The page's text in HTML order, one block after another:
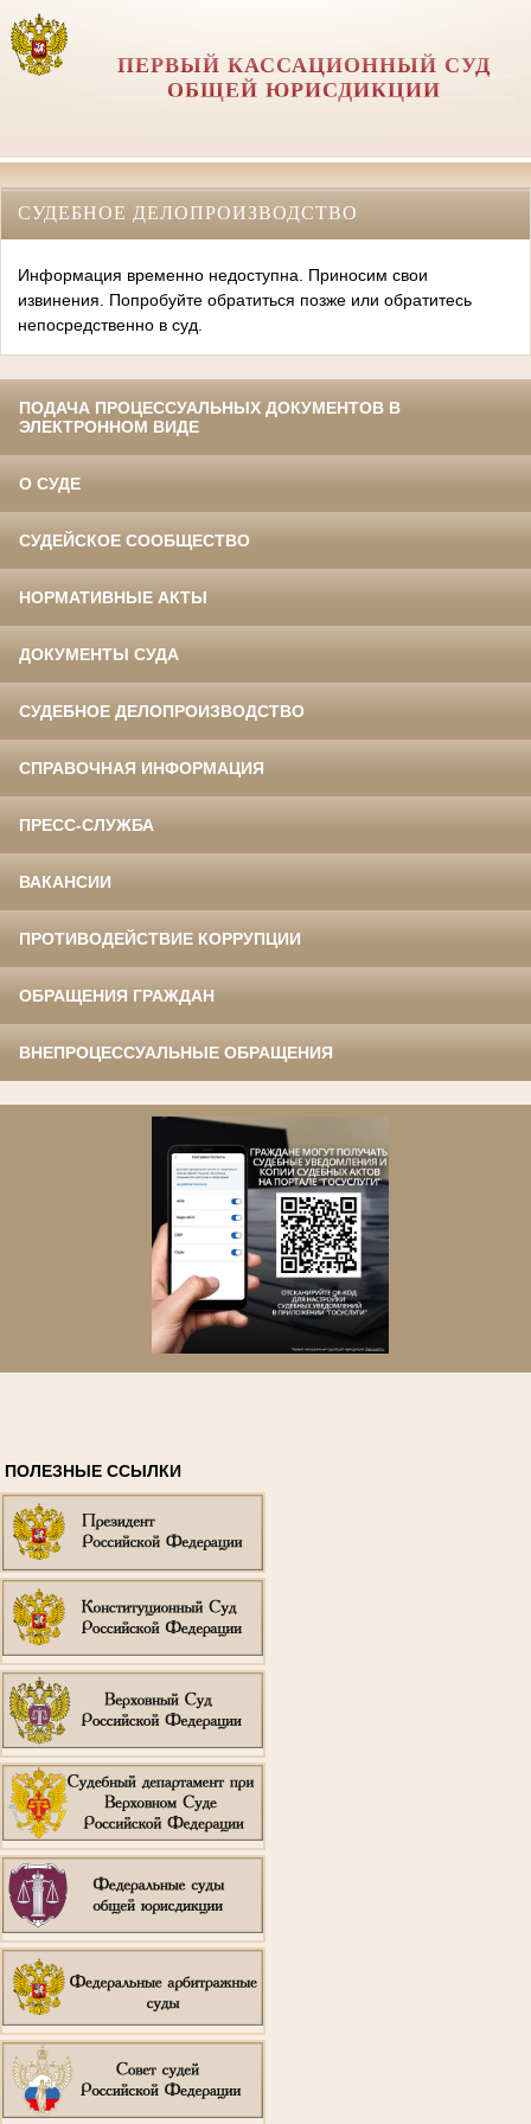
ПЕРВЫЙ КАССАЦИОННЫЙ СУД
ОБЩЕЙ ЮРИСДИКЦИИ
СУДЕБНОЕ ДЕЛОПРОИЗВОДСТВО
Информация временно недоступна. Приносим свои
извинения. Попробуйте обратиться позже или обратитесь
непосредственно в суд.
ПОДАЧА ПРОЦЕССУАЛЬНЫХ ДОКУМЕНТОВ В
ЭЛЕКТРОННОМ ВИДЕ
О СУДЕ
СУДЕЙСКОЕ СООБЩЕСТВО
НОРМАТИВНЫЕ АКТЫ
ДОКУМЕНТЫ СУДА
СУДЕБНОЕ ДЕЛОПРОИЗВОДСТВО
СПРАВОЧНАЯ ИНФОРМАЦИЯ
ПРЕСС-СЛУЖБА
ВАКАНСИИ
ПРОТИВОДЕЙСТВИЕ КОРРУПЦИИ
ОБРАЩЕНИЯ ГРАЖДАН
ВНЕПРОЦЕССУАЛЬНЫЕ ОБРАЩЕНИЯ
ПОЛЕЗНЫЕ ССЫЛКИ